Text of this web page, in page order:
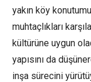
yakın köy
muhtaçlıkları
kültürüne uygun
yapısını da
inşa sürecini